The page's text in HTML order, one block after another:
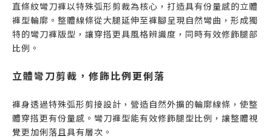
直條紋彎刀褲以特殊弧形剪裁為核心，打造具有份量感的立體
褲型輪廓。整體線條從大腿延伸至褲腳呈現自然彎曲，形成獨
特的彎刀褲版型，讓穿搭更具風格辨識度，同時有效修飾腿部
比例。
立體彎刀剪裁，修飾比例更俐落
褲身透過特殊弧形剪接設計，營造自然外擴的輪廓線條，使整
體穿搭更有份量感。彎刀褲型能有效修飾腿型比例，讓整體視
覺更加俐落且具有層次。